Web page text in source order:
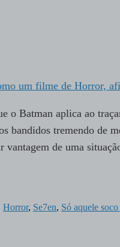
o Batman aplica ao
bandidos tremendo de
vantagem de uma
Horror, Se7en, Só aquele